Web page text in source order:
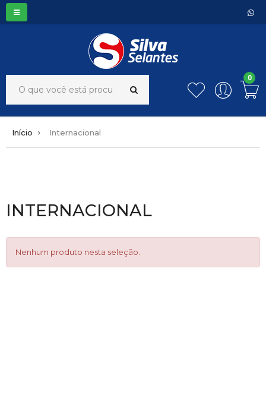
0
Início Internacional
INTERNACIONAL
Nenhum produto nesta seleção.